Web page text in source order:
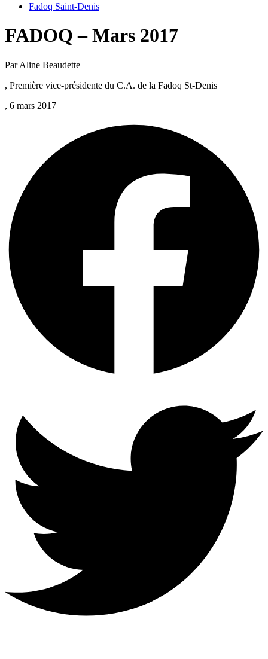
Fadoq Saint-Denis
FADOQ – Mars 2017
Par Aline Beaudette
, Première vice-présidente du C.A. de la Fadoq St-Denis
, 6 mars 2017